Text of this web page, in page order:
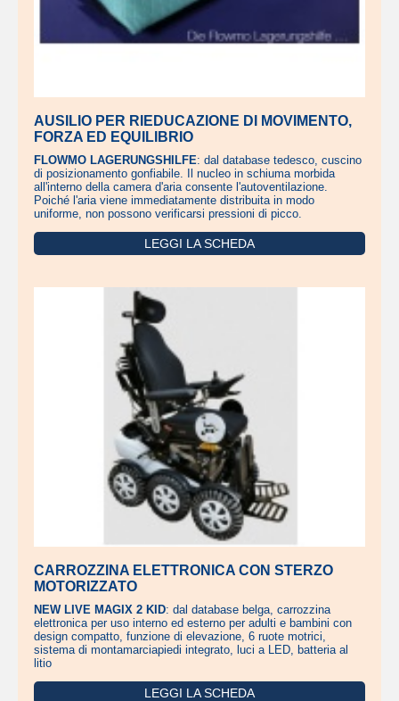
AUSILIO PER RIEDUCAZIONE DI MOVIMENTO,
FORZA ED EQUILIBRIO
FLOWMO LAGERUNGSHILFE: dal database tedesco, cuscino
di posizionamento gonfiabile. Il nucleo in schiuma morbida
all'interno della camera d'aria consente l'autoventilazione.
Poiché l'aria viene immediatamente distribuita in modo
uniforme, non possono verificarsi pressioni di picco.
LEGGI LA SCHEDA
CARROZZINA ELETTRONICA CON STERZO
MOTORIZZATO
NEW LIVE MAGIX 2 KID: dal database belga, carrozzina
elettronica per uso interno ed esterno per adulti e bambini con
design compatto, funzione di elevazione, 6 ruote motrici,
sistema di montamarciapiedi integrato, luci a LED, batteria al
litio
LEGGI LA SCHEDA